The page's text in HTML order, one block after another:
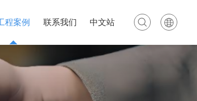
程案例 联系我们 中文站